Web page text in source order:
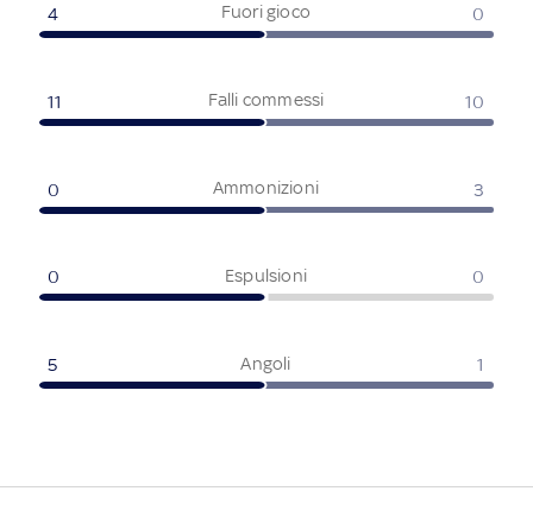
Fuori gioco
4 0
Falli commessi
11 10
Ammonizioni
0 3
Espulsioni
0 0
Angoli
5 1